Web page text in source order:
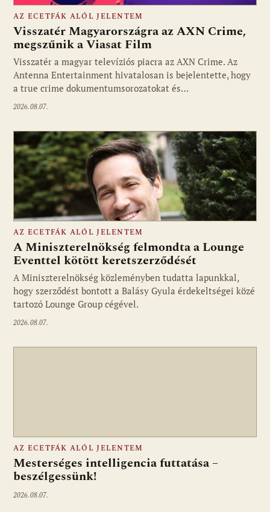
Fotó: media1.hu
AZ ECETFÁK ALÓL JELENTEM
Visszatér Magyarországra az AXN Crime,
megszűnik a Viasat Film
Visszatér a magyar televíziós piacra az AXN Crime. Az
Antenna Entertainment hivatalosan is bejelentette, hogy
a true crime dokumentumsorozatokat és…
2026.08.07.
Fotó: media1.hu
AZ ECETFÁK ALÓL JELENTEM
A Miniszterelnökség felmondta a Lounge
Eventtel kötött keretszerződését
A Miniszterelnökség közleményben tudatta lapunkkal,
hogy szerződést bontott a Balásy Gyula érdekeltségei közé
tartozó Lounge Group cégével.
2026.08.07.
AZ ECETFÁK ALÓL JELENTEM
Mesterséges intelligencia futtatása –
beszélgessünk!
2026.08.07.